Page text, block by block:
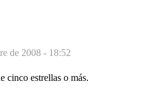
de 2008 - 18:52
cinco estrellas o más.